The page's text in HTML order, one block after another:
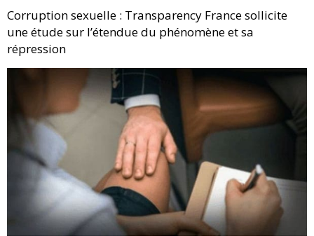
Corruption sexuelle : Transparency France sollicite
une étude sur l’étendue du phénomène et sa
répression